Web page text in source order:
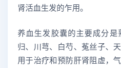
肾活血生发的乍用。
养血生发胶囊的主要成分是
归、川芎、白芍、菟丝子、
用于治疗和预防肝肾阻虚，